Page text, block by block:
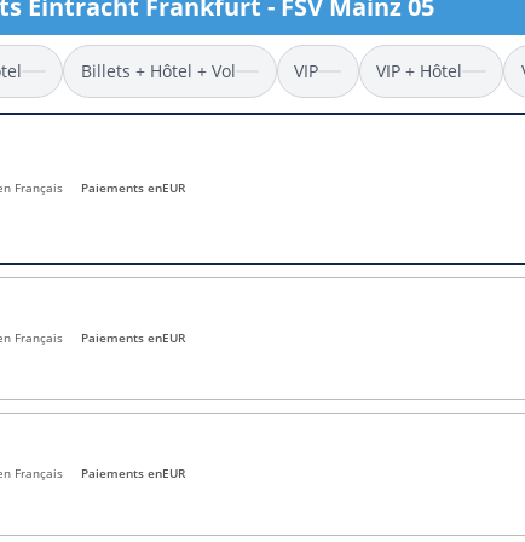
Billets Coupe d’Asie 2027
Billets Euro 2028
Billets Copa América
Billets + Hôtel + Vol VIP VIP + Hôtel
Français Paiements enEUR
Français Paiements enEUR
Français Paiements enEUR